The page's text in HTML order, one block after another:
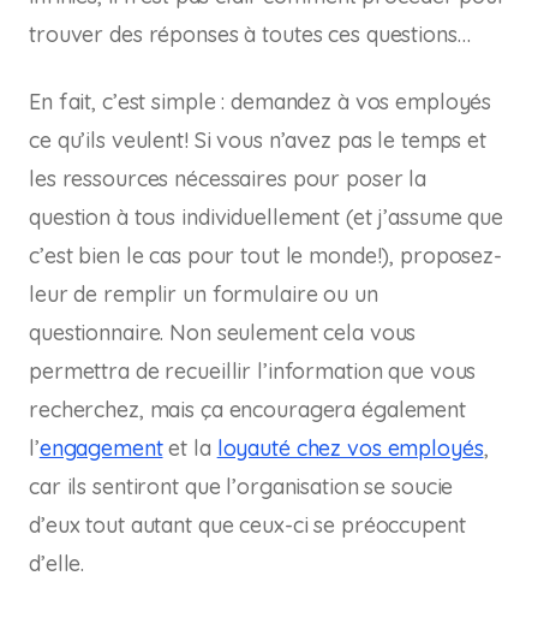
trouver des réponses à toutes ces questions…
En fait, c’est simple : demandez à vos employés
ce qu’ils veulent! Si vous n’avez pas le temps et
les ressources nécessaires pour poser la
question à tous individuellement (et j’assume que
c’est bien le cas pour tout le monde!), proposez-
leur de remplir un formulaire ou un
questionnaire. Non seulement cela vous
permettra de recueillir l’information que vous
recherchez, mais ça encouragera également
l’engagementet la loyauté chez vos employés,
car ils sentiront que l’organisation se soucie
d’eux tout autant que ceux-ci se préoccupent
d’elle.